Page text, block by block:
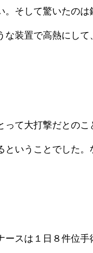
そして驚いたの
装置で高熱にし
て大打撃だとのこ
いうことでした
スは１日８件位手